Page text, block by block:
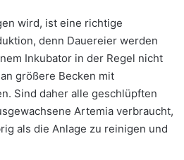
wird, ist eine richtige
denn Dauereier werden
Inkubator in der Regel nicht
größere Becken mit
Sind daher alle geschlüpften
Artemia verbraucht,
als die Anlage zu reinigen und